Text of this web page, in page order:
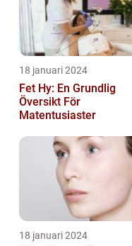
18 januari 2024
Fet Hy: En Grundlig
Översikt För
Matentusiaster
18 januari 2024